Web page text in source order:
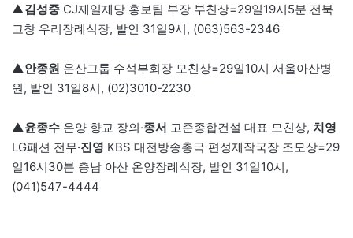
▲김성중 CJ제일제당 홍보팀 부장 부친상=29일19시5분 전북
고창 우리장례식장, 발인 31일9시, (063)563-2346
▲안종원 운산그룹 수석부회장 모친상=29일10시 서울아산병
원, 발인 31일8시, (02)3010-2230
▲윤종수 온양 향교 장의·종서 고준종합건설 대표 모친상, 치영
LG패션 전무·진영 KBS 대전방송총국 편성제작국장 조모상=29
일16시30분 충남 아산 온양장례식장, 발인 31일10시,
(041)547-4444